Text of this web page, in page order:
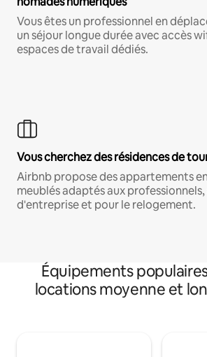
Vous êtes un professionnel en
un séjour longue durée avec accès
espaces de travail dédiés.
Vous cherchez des résidences de
Airbnb propose des appartements
meublés adaptés aux
d'entreprise et pour le relogement.
Équipements
locations moyenne et